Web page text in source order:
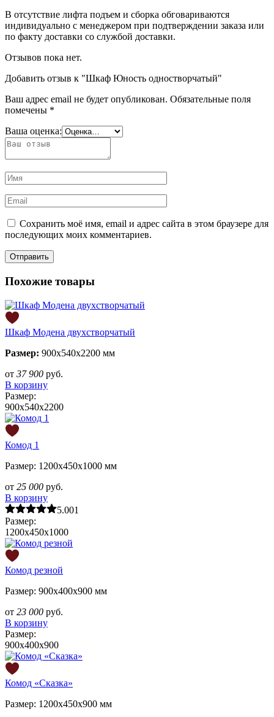
В отсутствие лифта подъем и сборка обговариваются
индивидуально с менеджером при подтверждении заказа или
по факту доставки со службой доставки.
Отзывов пока нет.
Добавить отзыв к "Шкаф Юность одностворчатый"
Ваш адрес email не будет опубликован. Обязательные поля
помечены *
Ваша оценка:
Сохранить моё имя, email и адрес сайта в этом браузере для
последующих моих комментариев.
Похожие товары
Шкаф Модена двухстворчатый
Размер: 900х540х2200 мм
от 37 900 руб.
В корзину
Размер:
900х540х2200
Комод 1
Размер: 1200х450х1000 мм
от 25 000 руб.
В корзину
5.001
Размер:
1200х450х1000
Комод резной
Размер: 900х400х900 мм
от 23 000 руб.
В корзину
Размер:
900х400х900
Комод «Сказка»
Размер: 1200х450х900 мм